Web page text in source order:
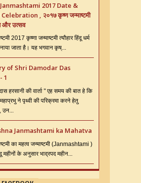
2017 Date &
, २०१७ कृष्ण जन्माष्टमी
और उत्सव
2017 कृष्णा जन्माष्टमी त्यौहार हिंदू धर्म
जाता है। यह भगवान कृष्...
of Shri Damodar Das
1
हरसानी की वार्ता " एह समय की बात हे कि
ने पृथ्वी की परिक्रमा करने हेतु
उन...
Janmashtami ka Mahatva
का महत्व जन्माष्टमी (Janmashtami )
महीनों के अनुसार भाद्रपद महीन...